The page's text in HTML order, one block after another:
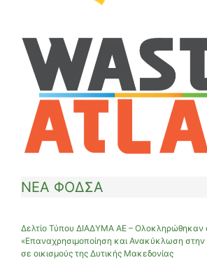
ΝΕΑ ΦΟΔΣΑ
Δελτίο Τύπου ΔΙΑΔΥΜΑ ΑΕ – Ολοκληρώθηκαν
«Επαναχρησιμοποίηση και Ανακύκλωση
σε οικισμούς της Δυτικής Μακεδονίας